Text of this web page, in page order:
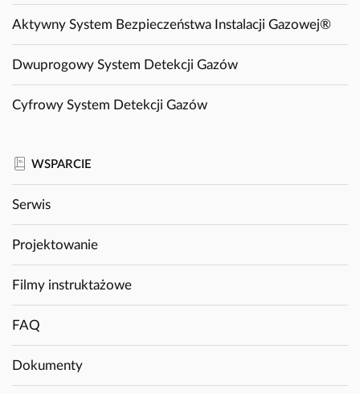
Aktywny System Bezpieczeństwa Instalacji Gazowej®
Dwuprogowy System Detekcji Gazów
Cyfrowy System Detekcji Gazów
WSPARCIE
Serwis
Projektowanie
Filmy instruktażowe
FAQ
Dokumenty